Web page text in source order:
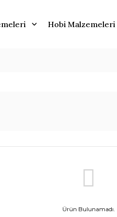
Hobi Malzemeleri
Ürün Bulunamadı.